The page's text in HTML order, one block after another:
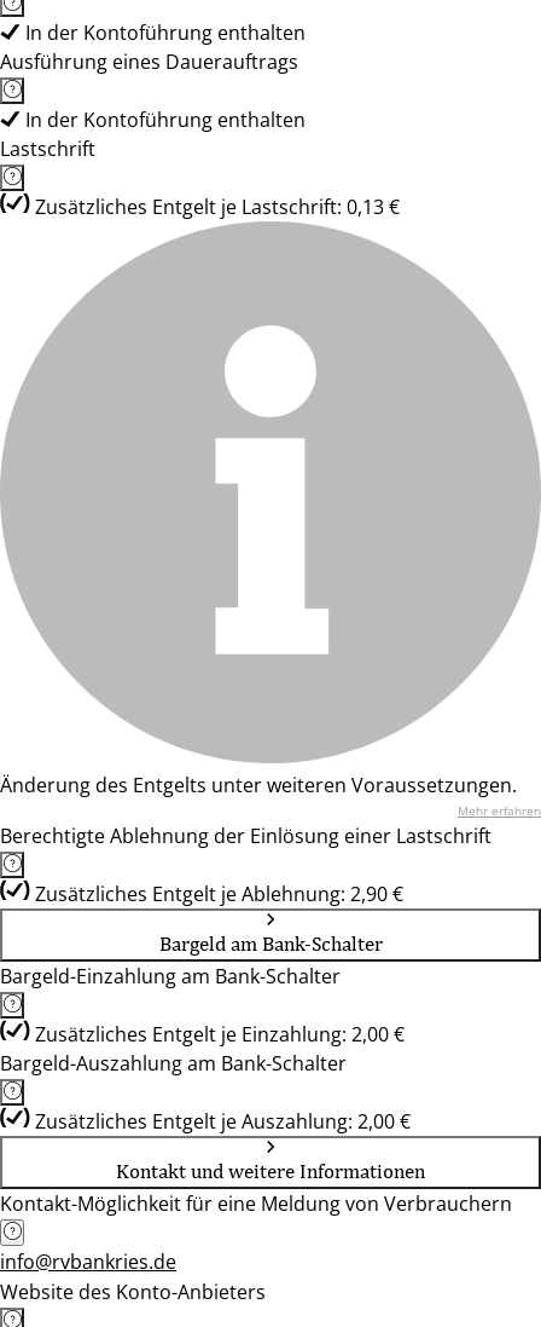
In der Kontoführung enthalten
Ausführung eines Dauerauftrags
In der Kontoführung enthalten
Lastschrift
Zusätzliches Entgelt je Lastschrift: 0,13 €
Änderung des Entgelts unter weiteren Voraussetzungen.
Mehr erfahren
Berechtigte Ablehnung der Einlösung einer Lastschrift
Zusätzliches Entgelt je Ablehnung: 2,90 €
Bargeld am Bank-Schalter
Bargeld-Einzahlung am Bank-Schalter
Zusätzliches Entgelt je Einzahlung: 2,00 €
Bargeld-Auszahlung am Bank-Schalter
Zusätzliches Entgelt je Auszahlung: 2,00 €
Kontakt und weitere Informationen
Kontakt-Möglichkeit für eine Meldung von Verbrauchern
info@rvbankries.de
Website des Konto-Anbieters